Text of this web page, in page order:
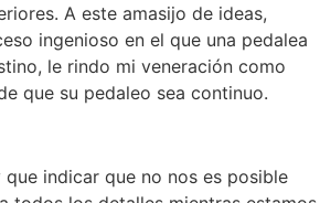
A este amasijo de ideas,
ingenioso en el que una pedalea
le rindo mi veneración como
que su pedaleo sea continuo.
que indicar que no nos es posible